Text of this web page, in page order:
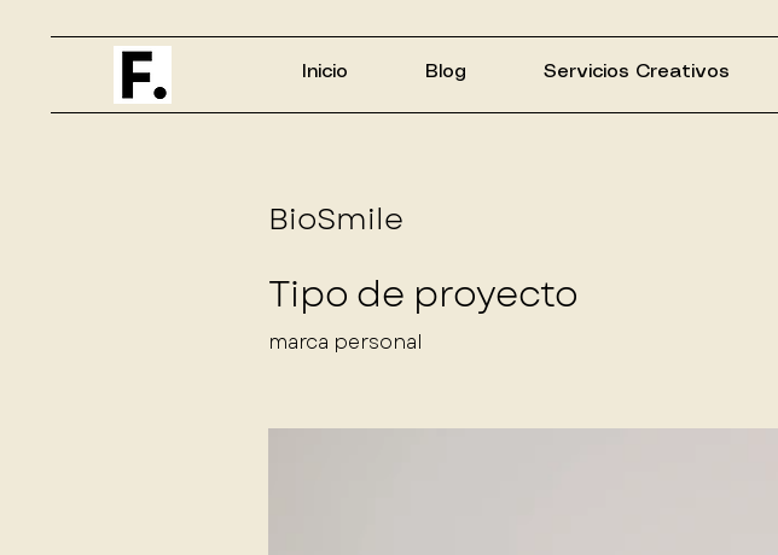
Inicio Blog Servicios Creativos
BioSmile
Tipo de proyecto
marca personal